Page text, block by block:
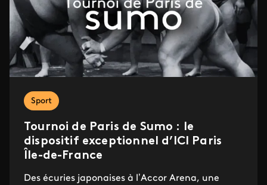
Sport
Tournoi de Paris de Sumo : le
dispositif exceptionnel d’ICI Paris
Île-de-France
Des écuries japonaises à l’Accor Arena, une